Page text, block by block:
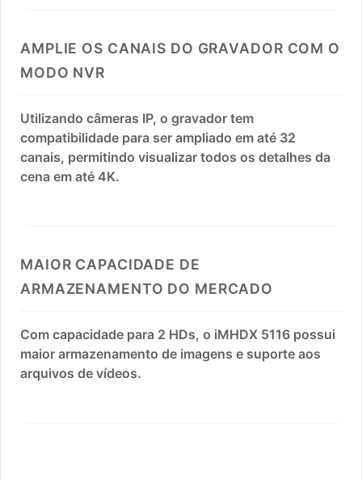
AMPLIE OS CANAIS DO GRAVADOR COM O
MODO NVR
Utilizando câmeras IP, o gravador tem
compatibilidade para ser ampliado em até 32
canais, permitindo visualizar todos os detalhes da
cena em até 4K.
MAIOR CAPACIDADE DE
ARMAZENAMENTO DO MERCADO
Com capacidade para 2 HDs, o iMHDX 5116 possui
maior armazenamento de imagens e suporte aos
arquivos de vídeos.